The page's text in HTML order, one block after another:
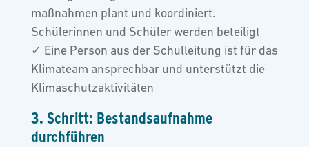
maßnahmen plant und koordiniert.
Schülerinnen und Schüler werden beteiligt
✓ Eine Person aus der Schulleitung ist für das
Klimateam ansprechbar und unterstützt die
Klimaschutzaktivitäten
3. Schritt: Bestandsaufnahme
durchführen